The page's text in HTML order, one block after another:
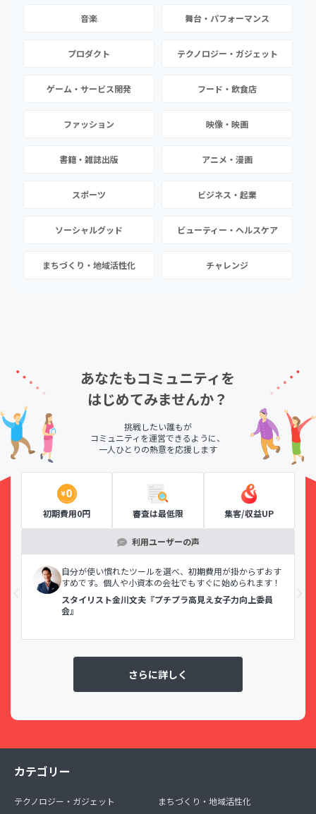
音楽 舞台・パフォーマンス
プロダクト テクノロジー・ガジェット
ゲーム・サービス開発 フード・飲食店
ファッション 映像・映画
書籍・雑誌出版 アニメ・漫画
スポーツ ビジネス・起業
ソーシャルグッド ビューティー・ヘルスケア
まちづくり・地域活性化 チャレンジ
あなたもコミュニティを
はじめてみませんか？
挑戦したい誰もが
コミュニティを運営できるように、
一人ひとりの熱意を応援します
初期費用0円 審査は最低限 集客/収益UP
利用ユーザーの声
自分が使い慣れたツールを選べ、初期費用が掛からずおす
すめです。個人や小資本の会社でもすぐに始められます！
スタイリスト金川文夫『プチプラ高見え女子力向上委員
会』
さらに詳しく
カテゴリー
テクノロジー・ガジェット
まちづくり・地域活性化